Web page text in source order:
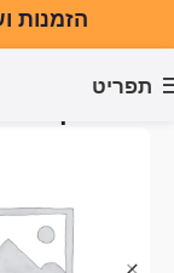
הזמנות
תפריט